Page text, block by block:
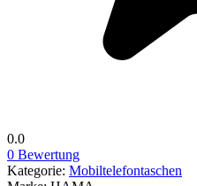
0.0
0 Bewertung
Kategorie: Mobiltelefontaschen